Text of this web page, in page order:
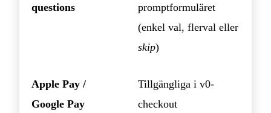
questions
promptformuläret
(enkel val, flerval eller
skip)
Apple Pay /
Google Pay
Tillgängliga i v0-
checkout